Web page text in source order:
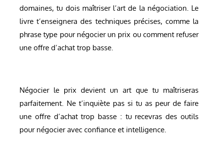
domaines, tu dois maîtriser l’art de la négociation. Le
livre t’enseignera des techniques précises, comme la
phrase type pour négocier un prix ou comment refuser
une offre d’achat trop basse.
Négocier le prix devient un art que tu maîtriseras
parfaitement. Ne t’inquiète pas si tu as peur de faire
une offre d’achat trop basse : tu recevras des outils
pour négocier avec confiance et intelligence.